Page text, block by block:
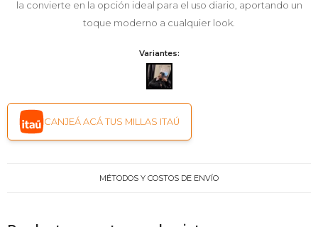
la convierte en la opción ideal para el uso diario, aportando un
toque moderno a cualquier look.
Variantes:
CANJEÁ ACÁ TUS MILLAS ITAÚ
MÉTODOS Y COSTOS DE ENVÍO